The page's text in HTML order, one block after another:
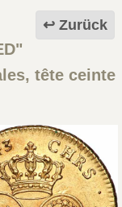
Zurück
tête ceinte